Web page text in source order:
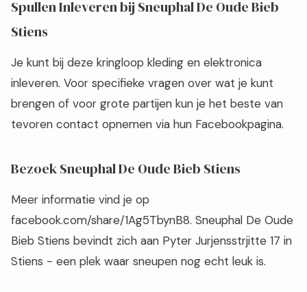
Spullen Inleveren bij Sneuphal De Oude Bieb
Stiens
Je kunt bij deze kringloop kleding en elektronica
inleveren. Voor specifieke vragen over wat je kunt
brengen of voor grote partijen kun je het beste van
tevoren contact opnemen via hun Facebookpagina.
Bezoek Sneuphal De Oude Bieb Stiens
Meer informatie vind je op
facebook.com/share/1Ag5TbynB8. Sneuphal De Oude
Bieb Stiens bevindt zich aan Pyter Jurjensstrjitte 17 in
Stiens - een plek waar sneupen nog echt leuk is.